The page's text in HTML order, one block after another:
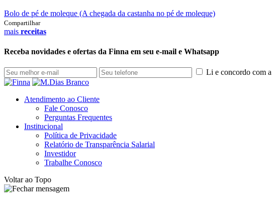
Bolo de pé de moleque (A chegada da castanha no pé de moleque)
Compartilhar
mais receitas
Receba novidades e ofertas da Finna em seu e-mail e Whatsapp
Li e concordo com a
Atendimento ao Cliente
Fale Conosco
Perguntas Frequentes
Institucional
Política de Privacidade
Relatório de Transparência Salarial
Investidor
Trabalhe Conosco
Voltar ao Topo